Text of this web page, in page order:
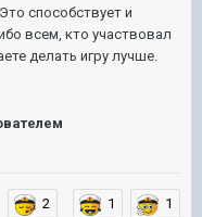
способствует и
всем, кто участвовал
делать игру лучше.
2 1 1